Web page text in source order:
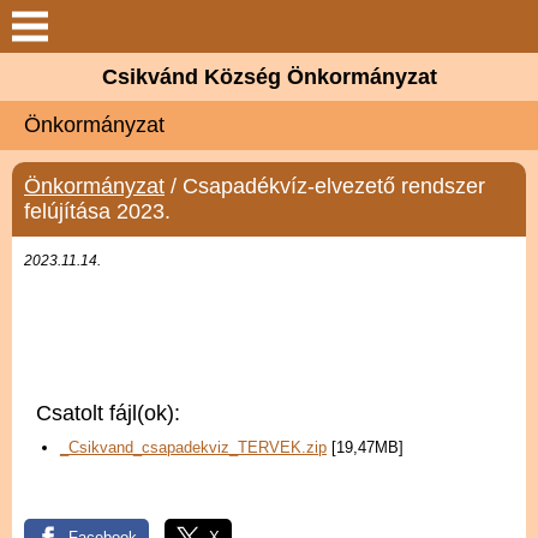
Keresés
Csikvánd
Elérhetőségek
Önkormányzat
Galéria
Csikvánd Község Önkormányzat
Önkormányzat
Önkormányzat / Csapadékvíz-elvezető rendszer
felújítása 2023.
2023.11.14.
Csatolt fájl(ok):
_Csikvand_csapadekviz_TERVEK.zip [19,47MB]